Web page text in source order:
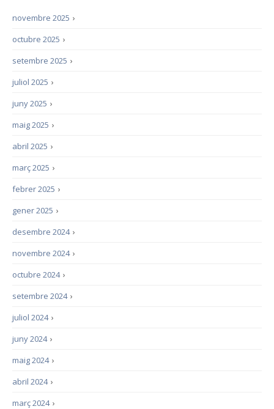
›
novembre 2025
›
octubre 2025
›
setembre 2025
›
juliol 2025
›
juny 2025
›
maig 2025
›
abril 2025
›
març 2025
›
febrer 2025
›
gener 2025
›
desembre 2024
›
novembre 2024
›
octubre 2024
›
setembre 2024
›
juliol 2024
›
juny 2024
›
maig 2024
›
abril 2024
›
març 2024